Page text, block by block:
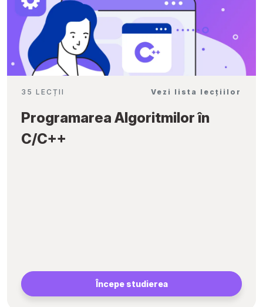
35 LECȚII Vezi lista lecțiilor
Programarea Algoritmilor în
C/C++
Începe studierea